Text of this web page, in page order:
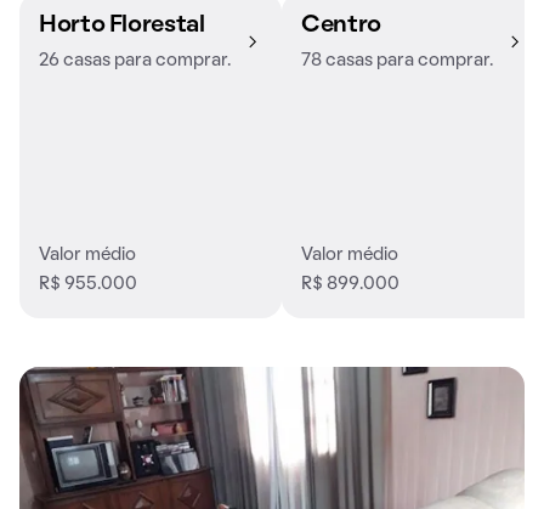
Horto Florestal
26 casas para comprar.
Valor médio
R$ 955.000
Centro
78 casas para comprar.
Valor médio
R$ 899.000